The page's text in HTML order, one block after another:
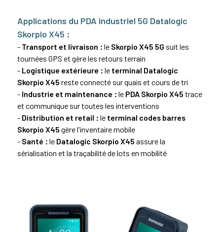
Applications du PDA industriel 5G Datalogic
Skorpio X45 :
- Transport et livraison : le Skorpio X45 5G suit les
tournées GPS et gère les retours terrain
- Logistique extérieure : le terminal Datalogic
Skorpio X45 reste connecté sur quais et cours de tri
- Industrie et maintenance : le PDA Skorpio X45 trace
et communique sur toutes les interventions
- Distribution et retail : le terminal codes barres
Skorpio X45 gère l'inventaire mobile
- Santé : le Datalogic Skorpio X45 assure la
sérialisation et la traçabilité de lots en mobilité